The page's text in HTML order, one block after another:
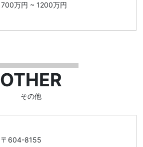
700万円 ~ 1200万円
OTHER
その他
〒604-8155